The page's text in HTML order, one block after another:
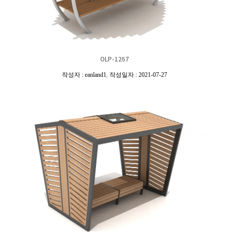
OLP-1267
작성자 : eanland1, 작성일자 : 2021-07-27